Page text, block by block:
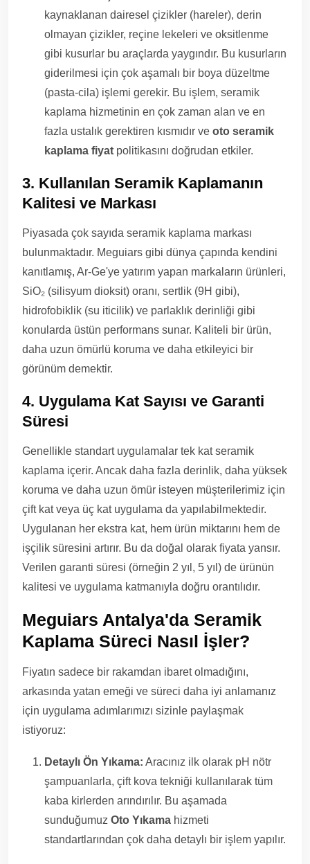
kaynaklanan dairesel çizikler (hareler), derin
olmayan çizikler, reçine lekeleri ve oksitlenme
gibi kusurlar bu araçlarda yaygındır. Bu kusurların
giderilmesi için çok aşamalı bir boya düzeltme
(pasta-cila) işlemi gerekir. Bu işlem, seramik
kaplama hizmetinin en çok zaman alan ve en
fazla ustalık gerektiren kısmıdır ve oto seramik
kaplama fiyat politikasını doğrudan etkiler.
3. Kullanılan Seramik Kaplamanın
Kalitesi ve Markası
Piyasada çok sayıda seramik kaplama markası
bulunmaktadır. Meguiars gibi dünya çapında kendini
kanıtlamış, Ar-Ge'ye yatırım yapan markaların ürünleri,
SiO₂ (silisyum dioksit) oranı, sertlik (9H gibi),
hidrofobiklik (su iticilik) ve parlaklık derinliği gibi
konularda üstün performans sunar. Kaliteli bir ürün,
daha uzun ömürlü koruma ve daha etkileyici bir
görünüm demektir.
4. Uygulama Kat Sayısı ve Garanti
Süresi
Genellikle standart uygulamalar tek kat seramik
kaplama içerir. Ancak daha fazla derinlik, daha yüksek
koruma ve daha uzun ömür isteyen müşterilerimiz için
çift kat veya üç kat uygulama da yapılabilmektedir.
Uygulanan her ekstra kat, hem ürün miktarını hem de
işçilik süresini artırır. Bu da doğal olarak fiyata yansır.
Verilen garanti süresi (örneğin 2 yıl, 5 yıl) de ürünün
kalitesi ve uygulama katmanıyla doğru orantılıdır.
Meguiars Antalya'da Seramik
Kaplama Süreci Nasıl İşler?
Fiyatın sadece bir rakamdan ibaret olmadığını,
arkasında yatan emeği ve süreci daha iyi anlamanız
için uygulama adımlarımızı sizinle paylaşmak
istiyoruz:
Detaylı Ön Yıkama: Aracınız ilk olarak pH nötr
şampuanlarla, çift kova tekniği kullanılarak tüm
kaba kirlerden arındırılır. Bu aşamada
sunduğumuz Oto Yıkama hizmeti
standartlarından çok daha detaylı bir işlem yapılır.